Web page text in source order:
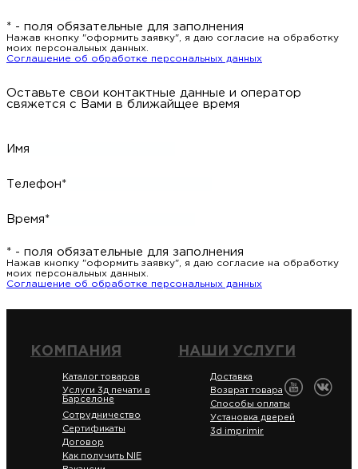
* - поля обязательные для заполнения
Нажав кнопку "оформить заявку", я даю согласие на обработку
моих персональных данных.
Соглашение об обработке персональных данных
Оставьте свои контактные данные и оператор
свяжется с Вами в ближайщее время
Имя
Телефон*
Время*
* - поля обязательные для заполнения
Нажав кнопку "оформить заявку", я даю согласие на обработку
моих персональных данных.
Соглашение об обработке персональных данных
КОМПАНИЯ
Каталог товаров
Услуги 3д печати в
Барселоне
Сотрудничество
Сертификаты
Договор
Как получить NIE
НАШИ УСЛУГИ
Доставка
Возврат товара
Способы оплаты
Установка дверей
3d imprimir